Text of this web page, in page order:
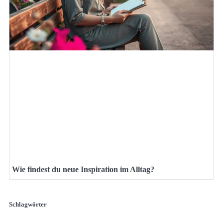
Wie findest du neue Inspiration im Alltag?
Schlagwörter